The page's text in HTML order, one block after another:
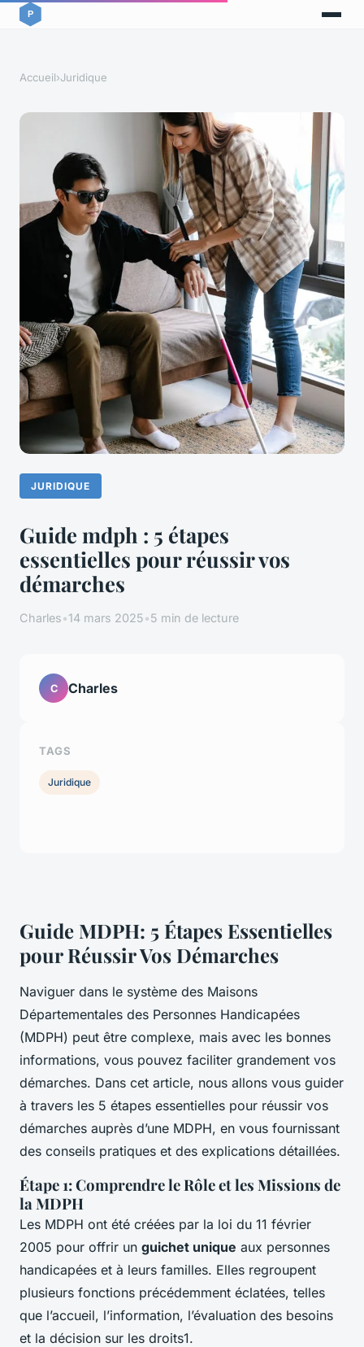
Accueil›Juridique
JURIDIQUE
Guide mdph : 5 étapes
essentielles pour réussir vos
démarches
Charles•14 mars 2025•5 min de lecture
Guide MDPH: 5 Étapes Essentielles
pour Réussir Vos Démarches
Naviguer dans le système des Maisons
Départementales des Personnes Handicapées
(MDPH) peut être complexe, mais avec les bonnes
informations, vous pouvez faciliter grandement vos
démarches. Dans cet article, nous allons vous guider
à travers les 5 étapes essentielles pour réussir vos
démarches auprès d’une MDPH, en vous fournissant
des conseils pratiques et des explications détaillées.
Étape 1: Comprendre le Rôle et les Missions de
la MDPH
Les MDPH ont été créées par la loi du 11 février
2005 pour offrir un guichet unique aux personnes
handicapées et à leurs familles. Elles regroupent
plusieurs fonctions précédemment éclatées, telles
que l’accueil, l’information, l’évaluation des besoins
et la décision sur les droits1.
C Charles
TAGS
Juridique